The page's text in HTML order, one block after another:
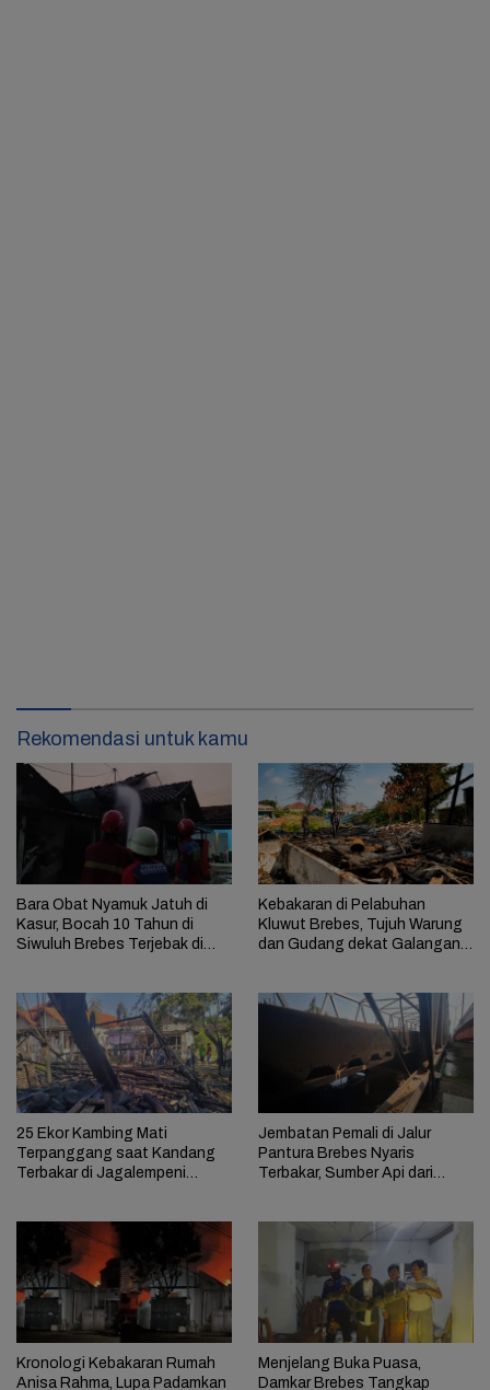
Rekomendasi untuk kamu
Bara Obat Nyamuk Jatuh di
Kasur, Bocah 10 Tahun di
Siwuluh Brebes Terjebak di
Kebakaran di Pelabuhan
Kluwut Brebes, Tujuh Warung
dan Gudang dekat Galangan
25 Ekor Kambing Mati
Terpanggang saat Kandang
Terbakar di Jagalempeni
Jembatan Pemali di Jalur
Pantura Brebes Nyaris
Terbakar, Sumber Api dari
Kronologi Kebakaran Rumah
Anisa Rahma, Lupa Padamkan
Menjelang Buka Puasa,
Damkar Brebes Tangkap